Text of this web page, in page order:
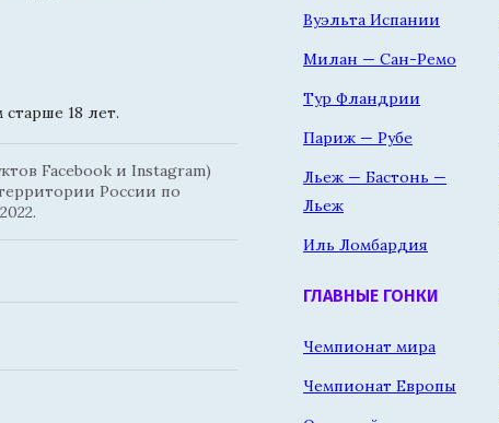
18 лет.
Facebook и Instagram)
России по
Вуэльта Испании
Милан — Сан-Ремо
Тур Фландрии
Париж — Рубе
Льеж — Бастонь —
Льеж
Иль Ломбардия
ГЛАВНЫЕ ГОНКИ
Чемпионат мира
Чемпионат Европы